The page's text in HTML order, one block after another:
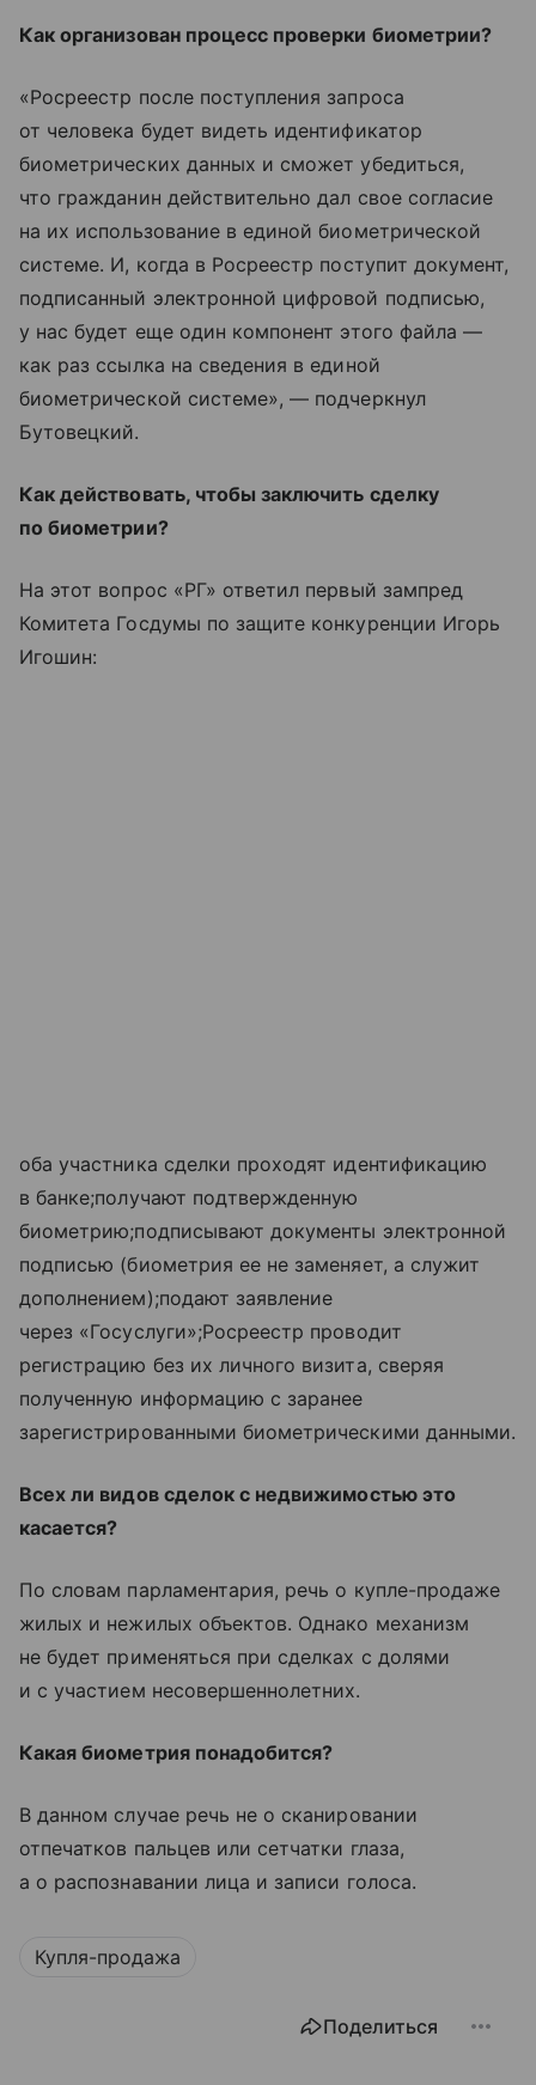
Как организован процесс проверки биометрии?
«Росреестр после поступления запроса
от человека будет видеть идентификатор
биометрических данных и сможет убедиться,
что гражданин действительно дал свое согласие
на их использование в единой биометрической
системе. И, когда в Росреестр поступит документ,
подписанный электронной цифровой подписью,
у нас будет еще один компонент этого файла —
как раз ссылка на сведения в единой
биометрической системе», — подчеркнул
Бутовецкий.
Как действовать, чтобы заключить сделку
по биометрии?
На этот вопрос «РГ» ответил первый зампред
Комитета Госдумы по защите конкуренции Игорь
Игошин:
оба участника сделки проходят идентификацию
в банке;получают подтвержденную
биометрию;подписывают документы электронной
подписью (биометрия ее не заменяет, а служит
дополнением);подают заявление
через «Госуслуги»;Росреестр проводит
регистрацию без их личного визита, сверяя
полученную информацию с заранее
зарегистрированными биометрическими данными.
Всех ли видов сделок с недвижимостью это
касается?
По словам парламентария, речь о купле-продаже
жилых и нежилых объектов. Однако механизм
не будет применяться при сделках с долями
и с участием несовершеннолетних.
Какая биометрия понадобится?
В данном случае речь не о сканировании
отпечатков пальцев или сетчатки глаза,
а о распознавании лица и записи голоса.
Купля-продажа
Поделиться